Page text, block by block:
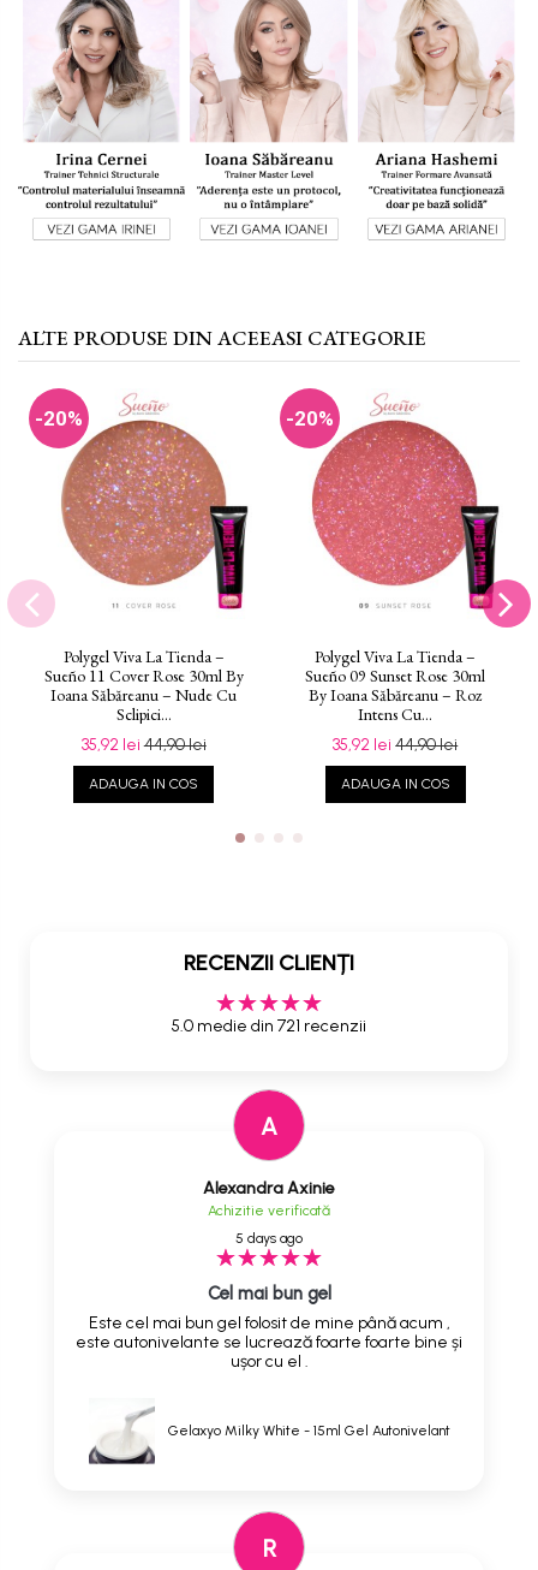
ALTE PRODUSE DIN ACEEASI CATEGORIE
-20%
Polygel Viva La Tienda –
Sueño 11 Cover Rose 30ml By
Ioana Săbăreanu – Nude Cu
Sclipici...
35,92 lei44,90 lei
ADAUGA IN COS
-20%
Polygel Viva La Tienda –
Sueño 09 Sunset Rose 30ml
By Ioana Săbăreanu – Roz
Intens Cu...
35,92 lei44,90 lei
ADAUGA IN COS
RECENZII CLIENȚI
5.0 medie din 721 recenzii
A
Alexandra Axinie
Achizitie verificată
5 days ago
Cel mai bun gel
Este cel mai bun gel folosit de mine până acum ,
este autonivelante se lucrează foarte foarte bine și
ușor cu el .
Gelaxyo Milky White - 15ml Gel Autonivelant
R